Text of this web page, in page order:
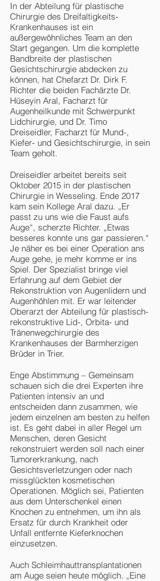
In der Abteilung für plastische
Chirurgie des Dreifaltigkeits-
Krankenhauses ist ein
außergewöhnliches Team an den
Start gegangen. Um die komplette
Bandbreite der plastischen
Gesichtschirurgie abdecken zu
können, hat Chefarzt Dr. Dirk F.
Richter die beiden Fachärzte Dr.
Hüseyin Aral, Facharzt für
Augenheilkunde mit Schwerpunkt
Lidchirurgie, und Dr. Timo
Dreiseidler, Facharzt für Mund-,
Kiefer- und Gesichtschirurgie, in sein
Team geholt.
Dreiseidler arbeitet bereits seit
Oktober 2015 in der plastischen
Chirurgie in Wesseling. Ende 2017
kam sein Kollege Aral dazu. „Er
passt zu uns wie die Faust aufs
Auge“, scherzte Richter. „Etwas
besseres konnte uns gar passieren.“
Je näher es bei einer Operation ans
Auge gehe, je mehr komme er ins
Spiel. Der Spezialist bringe viel
Erfahrung auf dem Gebiet der
Rekonstruktion von Augenlidern und
Augenhöhlen mit. Er war leitender
Oberarzt der Abteilung für plastisch-
rekonstruktive Lid-, Orbita- und
Tränenwegchirurgie des
Krankenhauses der Barmherzigen
Brüder in Trier.
Enge Abstimmung – Gemeinsam
schauen sich die drei Experten ihre
Patienten intensiv an und
entscheiden dann zusammen, wie
jedem einzelnen am besten zu helfen
ist. Es geht dabei in aller Regel um
Menschen, deren Gesicht
rekonstruiert werden soll nach einer
Tumorerkrankung, nach
Gesichtsverletzungen oder nach
missglückten kosmetischen
Operationen. Möglich sei, Patienten
aus dem Unterschenkel einen
Knochen zu entnehmen, um ihn als
Ersatz für durch Krankheit oder
Unfall entfernte Kieferknochen
einzusetzen.
Auch Schleimhauttransplantationen
am Auge seien heute möglich. „Eine